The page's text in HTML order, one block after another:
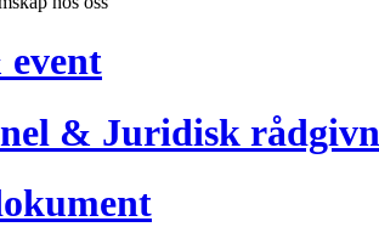
& Juridisk